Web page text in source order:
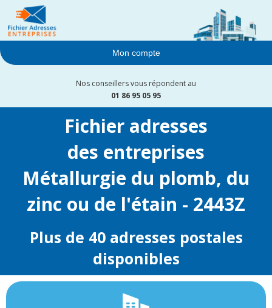
Mon compte
Nos conseillers vous répondent au
01 86 95 05 95
Fichier adresses
des entreprises
Métallurgie du plomb, du
zinc ou de l'étain - 2443Z
Plus de 40 adresses postales
disponibles